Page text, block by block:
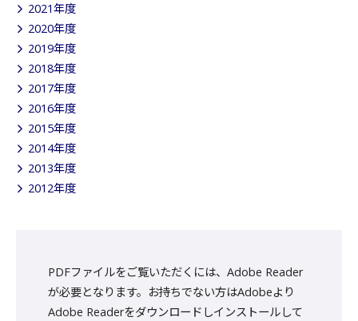
2021年度
2020年度
2019年度
2018年度
2017年度
2016年度
2015年度
2014年度
2013年度
2012年度
PDFファイルをご覧いただくには、Adobe Reader
が必要となります。お持ちでない方はAdobeより
Adobe Readerをダウンロードしインストールして